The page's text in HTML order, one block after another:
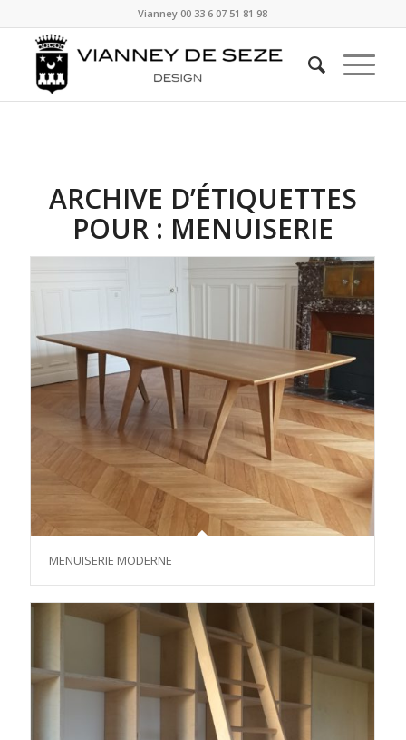
Vianney00 33 6 07 51 81 98
ARCHIVE D’ÉTIQUETTES
POUR : MENUISERIE
MENUISERIE MODERNE